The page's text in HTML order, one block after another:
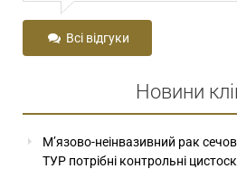
Всі відгуки
Новини
М’язово-неінвазивний рак
ТУР потрібні контрольні